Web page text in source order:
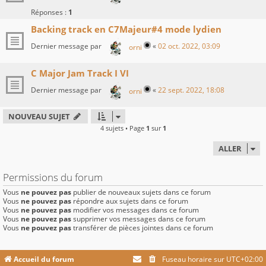
Réponses : 1
Backing track en C7Majeur#4 mode lydien
Dernier message par orni «02 oct. 2022, 03:09
C Major Jam Track I VI
Dernier message par orni «22 sept. 2022, 18:08
NOUVEAU SUJET
4 sujets • Page 1 sur 1
ALLER
Permissions du forum
Vous ne pouvez pas publier de nouveaux sujets dans ce forum
Vous ne pouvez pas répondre aux sujets dans ce forum
Vous ne pouvez pas modifier vos messages dans ce forum
Vous ne pouvez passupprimer vos messages dans ce forum
Vous ne pouvez pastransférer de pièces jointes dans ce forum
Accueil du forum Fuseau horaire sur UTC+02:00